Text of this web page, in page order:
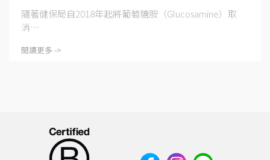
隨著健保局自2018年起將葡萄糖胺（Glucosamine）取
消⋯
閱讀更多 ->